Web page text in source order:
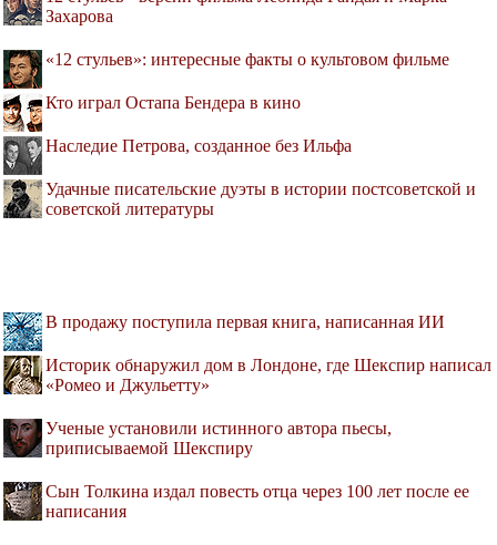
Захарова
«12 стульев»: интересные факты о культовом фильме
Кто играл Остапа Бендера в кино
Наследие Петрова, созданное без Ильфа
Удачные писательские дуэты в истории постсоветской и
советской литературы
В продажу поступила первая книга, написанная ИИ
Историк обнаружил дом в Лондоне, где Шекспир написал
«Ромео и Джульетту»
Ученые установили истинного автора пьесы,
приписываемой Шекспиру
Сын Толкина издал повесть отца через 100 лет после ее
написания